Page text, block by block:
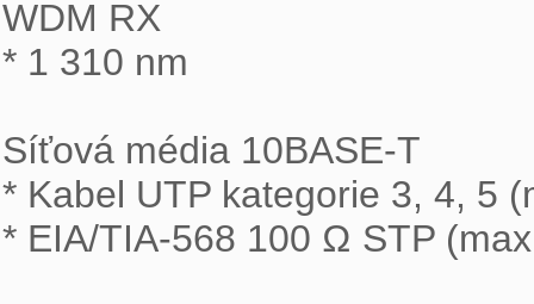
WDM RX
* 1 310 nm
Síťová média 10BASE-T
* Kabel UTP kategorie 3, 4, 5
* EIA/TIA-568 100 Ω STP